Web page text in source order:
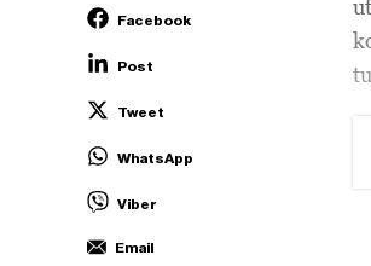
Facebook
Post
Tweet
WhatsApp
Viber
Email